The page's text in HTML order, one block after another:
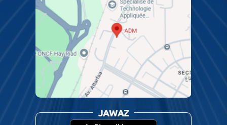
JAWAZ